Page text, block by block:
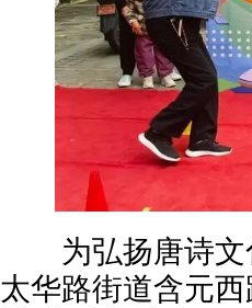
为弘扬唐诗文
太华路街道含元